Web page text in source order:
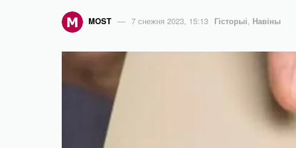
MOST 7 снежня 2023, 15:13 Гісторыі, Навіны